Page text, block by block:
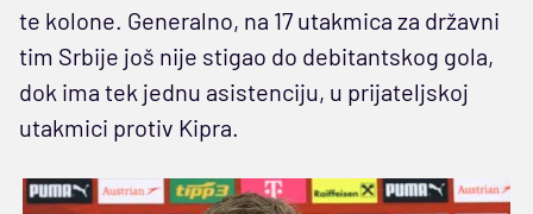
te kolone. Generalno, na 17 utakmica za državni
tim Srbije još nije stigao do debitantskog gola,
dok ima tek jednu asistenciju, u prijateljskoj
utakmici protiv Kipra.